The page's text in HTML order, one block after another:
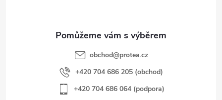
obchod@protea.cz
+420 704 686 205 (obchod)
+420 704 686 064 (podpora)